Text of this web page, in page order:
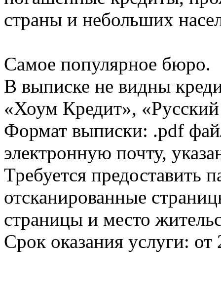
страны и небольших
Самое популярное бюро.
В выписке не видны
«Хоум Кредит»,
Формат выписки: .pdf
электронную почту,
Требуется предоставить
отсканированные
страницы и место
Срок оказания услуги: от